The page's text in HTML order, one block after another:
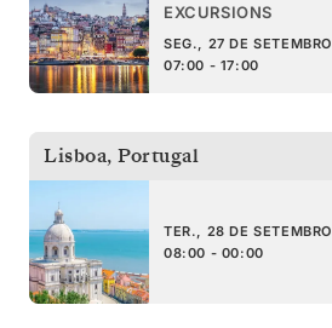
EXCURSIONS
SEG., 27 DE SETEMBRO
07:00 - 17:00
Lisboa, Portugal
TER., 28 DE SETEMBRO
08:00 - 00:00